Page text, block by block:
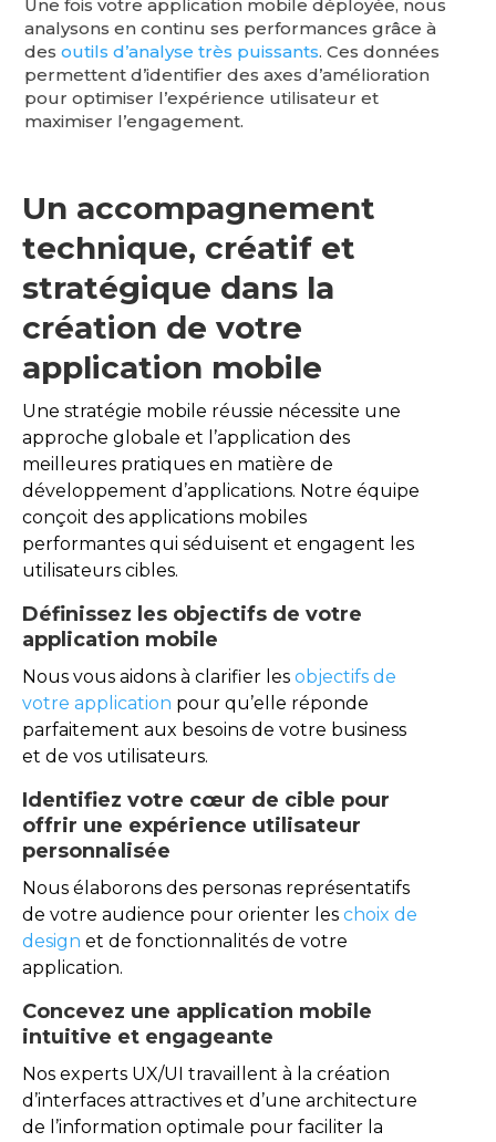
Une fois votre application mobile déployée, nous
analysons en continu ses performances grâce à
desoutils d’analyse très puissants. Ces données
permettent d’identifier des axes d’amélioration
pour optimiser l’expérience utilisateur et
maximiser l’engagement.
Un accompagnement
technique, créatif et
stratégique dans la
création de votre
application mobile
Une stratégie mobile réussie nécessite une
approche globale et l’application des
meilleures pratiques en matière de
développement d’applications. Notre équipe
conçoit des applications mobiles
performantes qui séduisent et engagent les
utilisateurs cibles.
Définissez les objectifs de votre
application mobile
Nous vous aidons à clarifier lesobjectifs de
votre application pour qu’elle réponde
parfaitement aux besoins de votre business
et de vos utilisateurs.
Identifiez votre cœur de cible pour
offrir une expérience utilisateur
personnalisée
Nous élaborons des personas représentatifs
de votre audience pour orienter leschoix de
design et de fonctionnalités de votre
application.
Concevez une application mobile
intuitive et engageante
Nos experts UX/UI travaillent à la création
d’interfaces attractives et d’une architecture
de l’information optimale pour faciliter la